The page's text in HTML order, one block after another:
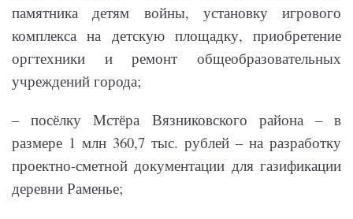
памятника детям войны, установку игрового
комплекса на детскую площадку, приобретение
оргтехники и ремонт общеобразовательных
учреждений города;
– посёлку Мстёра Вязниковского района – в
размере 1 млн 360,7 тыс. рублей – на разработку
проектно-сметной документации для газификации
деревни Раменье;